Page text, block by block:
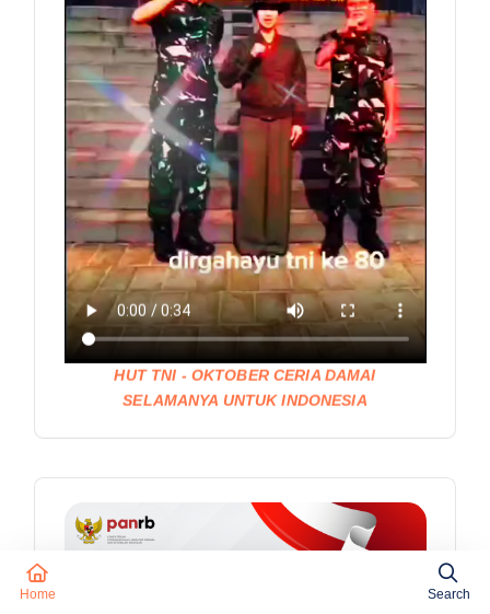
HUT TNI - OKTOBER CERIA DAMAI
SELAMANYA UNTUK INDONESIA
Home Search